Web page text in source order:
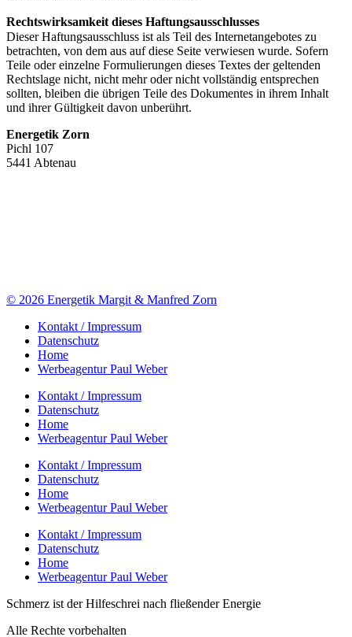
Rechtswirksamkeit dieses Haftungsausschlusses
Dieser Haftungsausschluss ist als Teil des Internetangebotes zu
betrachten, von dem aus auf diese Seite verwiesen wurde. Sofern
Teile oder einzelne Formulierungen dieses Textes der geltenden
Rechtslage nicht, nicht mehr oder nicht vollständig entsprechen
sollten, bleiben die übrigen Teile des Dokumentes in ihrem Inhalt
und ihrer Gültigkeit davon unberührt.
Energetik Zorn
Pichl 107
5441 Abtenau
© 2026 Energetik Margit & Manfred Zorn
Kontakt / Impressum
Datenschutz
Home
Werbeagentur Paul Weber
Kontakt / Impressum
Datenschutz
Home
Werbeagentur Paul Weber
Kontakt / Impressum
Datenschutz
Home
Werbeagentur Paul Weber
Kontakt / Impressum
Datenschutz
Home
Werbeagentur Paul Weber
Schmerz ist der Hilfeschrei nach fließender Energie
Alle Rechte vorbehalten